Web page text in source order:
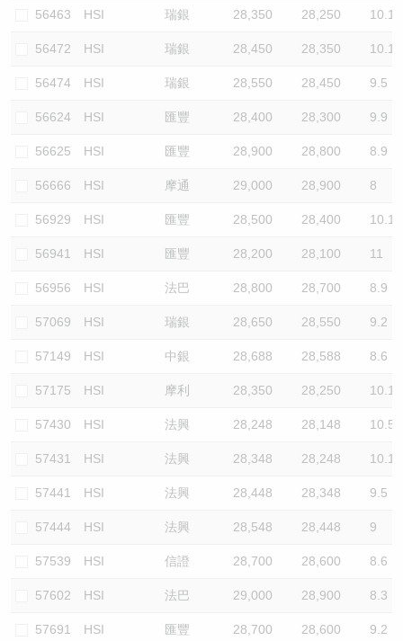
56463 HSI 瑞銀 28,350 28,250 10.1
56472 HSI 瑞銀 28,450 28,350 10.1
56474 HSI 瑞銀 28,550 28,450 9.5
56624 HSI 匯豐 28,400 28,300 9.9
56625 HSI 匯豐 28,900 28,800 8.9
56666 HSI 摩通 29,000 28,900 8
56929 HSI 匯豐 28,500 28,400 10.1
56941 HSI 匯豐 28,200 28,100 11
56956 HSI 法巴 28,800 28,700 8.9
57069 HSI 瑞銀 28,650 28,550 9.2
57149 HSI 中銀 28,688 28,588 8.6
57175 HSI 摩利 28,350 28,250 10.1
57430 HSI 法興 28,248 28,148 10.5
57431 HSI 法興 28,348 28,248 10.1
57441 HSI 法興 28,448 28,348 9.5
57444 HSI 法興 28,548 28,448 9
57539 HSI 信證 28,700 28,600 8.6
57602 HSI 法巴 29,000 28,900 8.3
57691 HSI 匯豐 28,700 28,600 9.2